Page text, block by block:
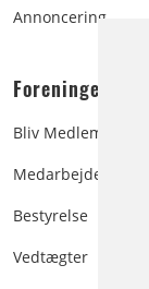
Annoncering
Foreningen:
Bliv Medlem
Medarbejdere
Bestyrelse
Vedtægter